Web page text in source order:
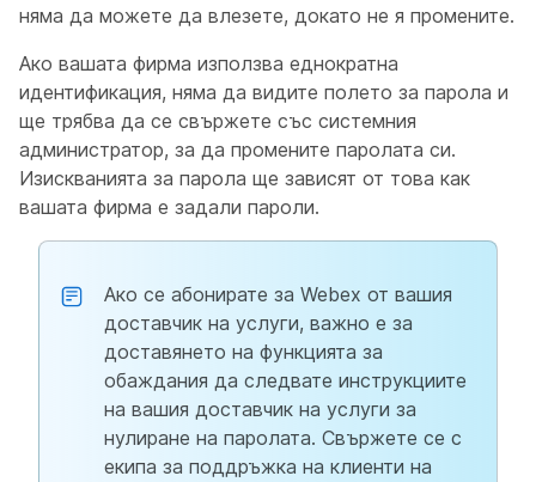
няма да можете да влезете, докато не я промените.
Ако вашата фирма използва еднократна
идентификация, няма да видите полето за парола и
ще трябва да се свържете със системния
администратор, за да промените паролата си.
Изискванията за парола ще зависят от това как
вашата фирма е задали пароли.
Ако се абонирате за Webex от вашия
доставчик на услуги, важно е за
доставянето на функцията за
обаждания да следвате инструкциите
на вашия доставчик на услуги за
нулиране на паролата. Свържете се с
екипа за поддръжка на клиенти на